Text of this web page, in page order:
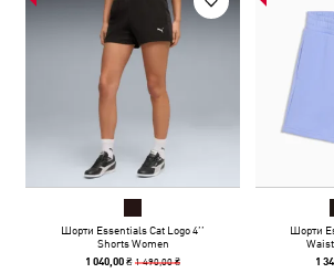
Шорти Essentials Cat Logo 4’’
Shorts Women
1 040,00 ₴1 490,00 ₴
Шорти
1